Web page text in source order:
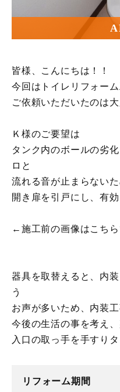
皆様、こんにちは！！
今回はトイレリフォー
ご依頼いただいたのは
Ｋ様のご要望は
タンク内のボールの劣
ロと
流れる音が止まらないた
開き扉を引戸にし、有
←施工前の画像はこちら
器具を取替えると、内
う
お声が多いため、内装
今後の生活の事を考え
入口の取っ手を手すり
リフォーム期間